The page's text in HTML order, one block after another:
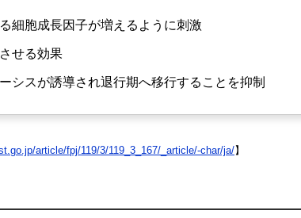
細胞成長因子が増えるように刺激
せる効果
シスが誘導され退行期へ移行することを抑制
article/fpj/119/3/119_3_167/_article/-char/ja/】